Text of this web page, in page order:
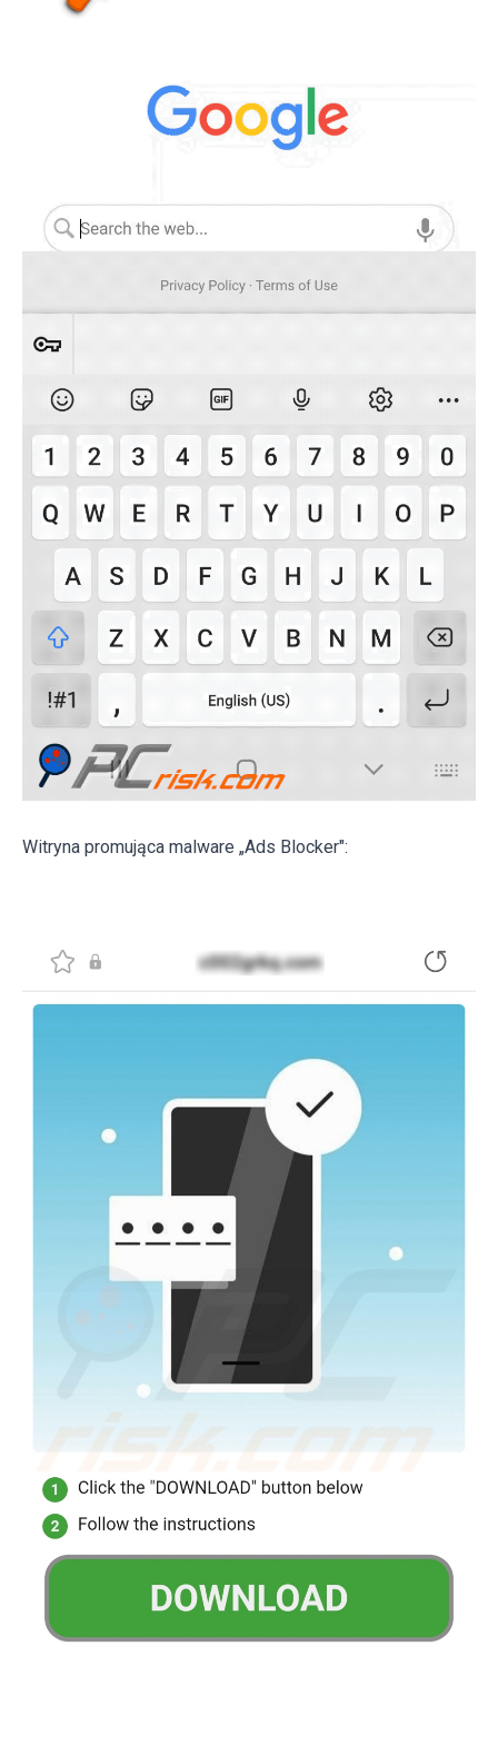
Witryna promująca malware „Ads Blocker":